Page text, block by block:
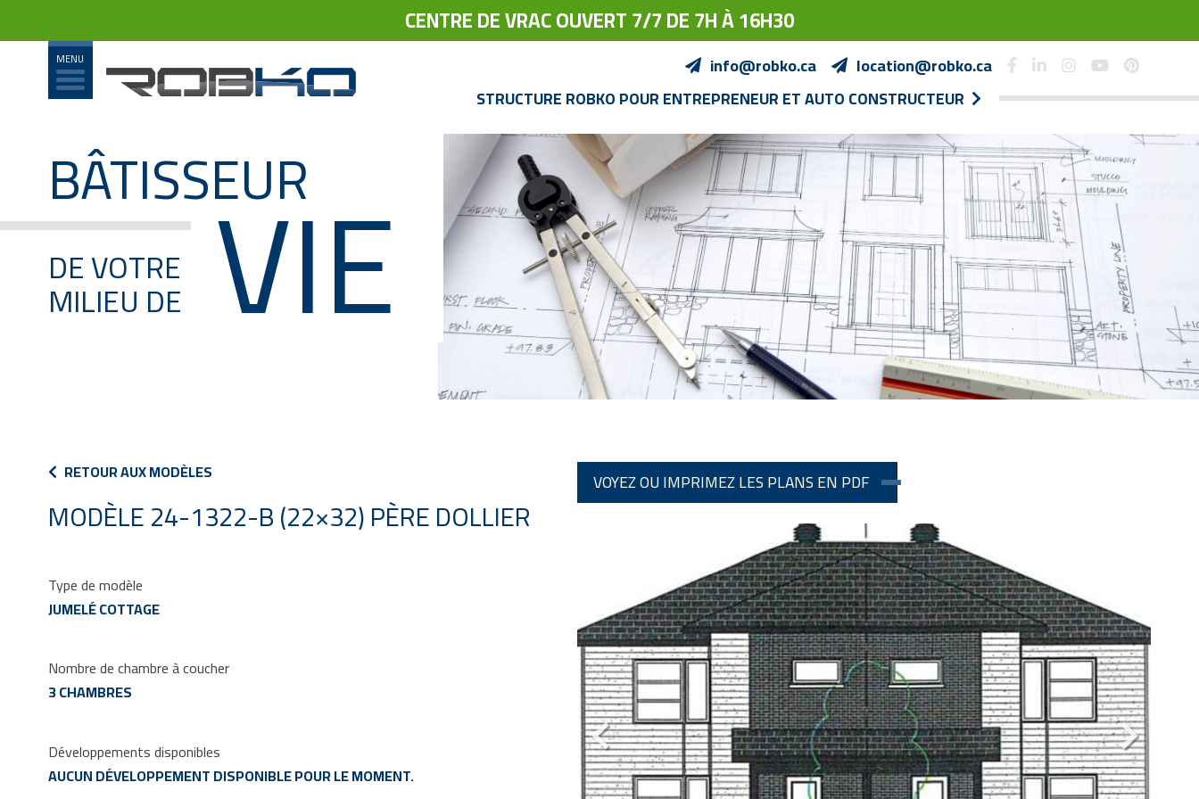
CENTRE DE VRAC OUVERT 7/7 DE 7H À 16H30
STRUCTURE ROBKO POUR ENTREPRENEUR ET AUTO CONSTRUCTEUR
info@robko.ca location@robko.ca
BÂTISSEUR
DE VOTRE
MILIEU DE VIE
RETOUR AUX MODÈLES
MODÈLE 24-1322-B (22×32) PÈRE DOLLIER
Type de modèle
JUMELÉ COTTAGE
Nombre de chambre à coucher
3 CHAMBRES
Développements disponibles
AUCUN DÉVELOPPEMENT DISPONIBLE POUR LE MOMENT.
VOYEZ OU IMPRIMEZ LES PLANS EN PDF